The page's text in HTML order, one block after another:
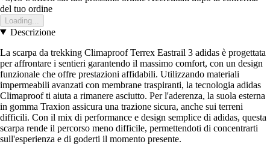
del tuo ordine
Loading...
Descrizione
La scarpa da trekking Climaproof Terrex Eastrail 3 adidas è progettata
per affrontare i sentieri garantendo il massimo comfort, con un design
funzionale che offre prestazioni affidabili. Utilizzando materiali
impermeabili avanzati con membrane traspiranti, la tecnologia adidas
Climaproof ti aiuta a rimanere asciutto. Per l'aderenza, la suola esterna
in gomma Traxion assicura una trazione sicura, anche sui terreni
difficili. Con il mix di performance e design semplice di adidas, questa
scarpa rende il percorso meno difficile, permettendoti di concentrarti
sull'esperienza e di goderti il momento presente.